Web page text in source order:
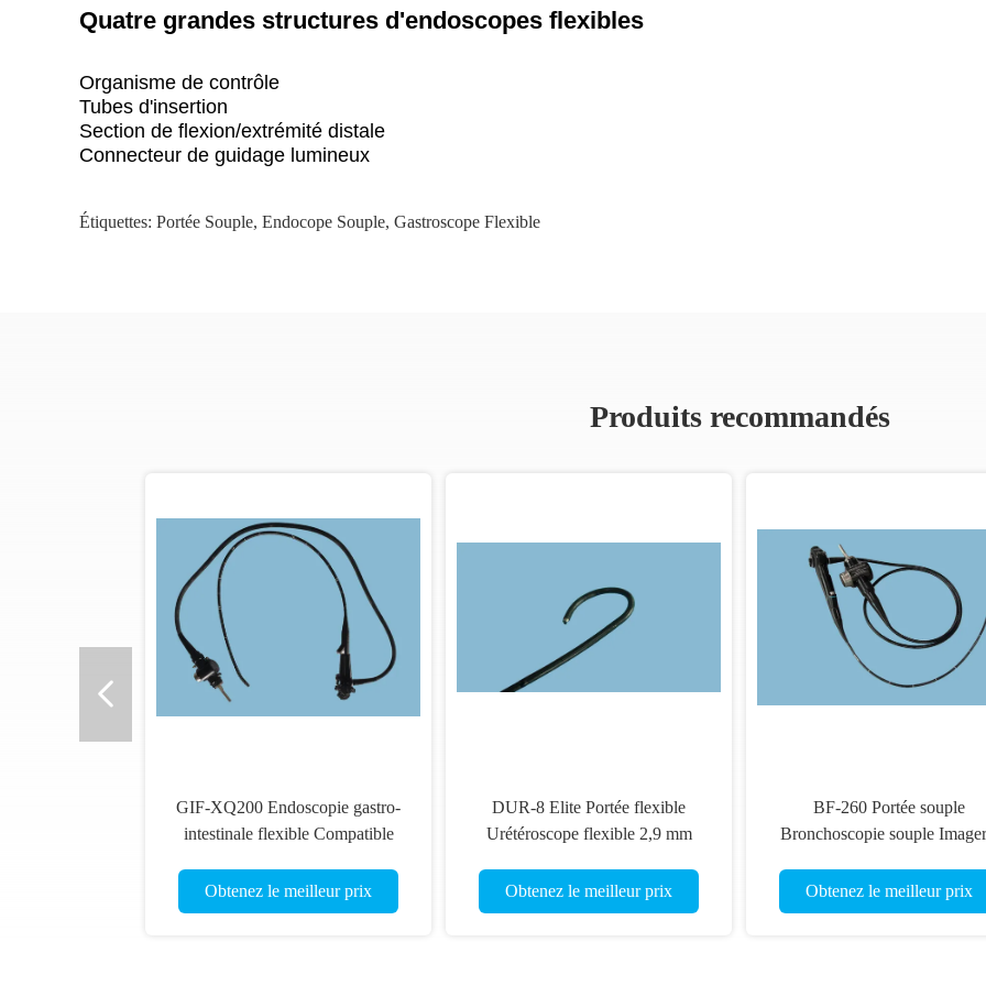
Quatre grandes structures d'endoscopes flexibles
Organisme de contrôle
Tubes d'insertion
Section de flexion/extrémité distale
Connecteur de guidage lumineux
Étiquettes: Portée Souple, Endocope Souple, Gastroscope Flexible
Produits recommandés
GIF-XQ200 Endoscopie gastro-
intestinale flexible Compatible
EVIS EXERA II III
Obtenez le meilleur prix
DUR-8 Elite Portée flexible
Urétéroscope flexible 2,9 mm
travail
Obtenez le meilleur prix
BF-260 Portée souple
Bronchoscopie souple
médicaux
Obtenez le meilleur prix